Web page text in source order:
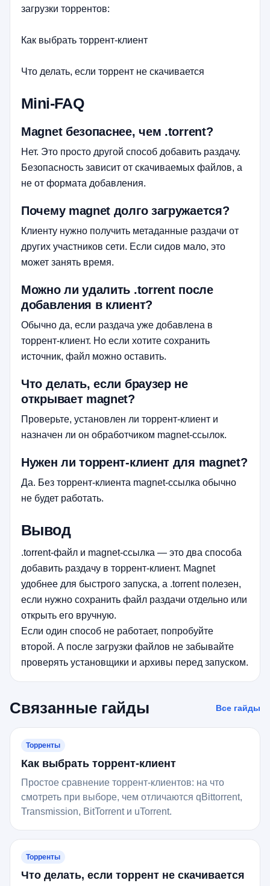
загрузки торрентов:
Как выбрать торрент-клиент
Что делать, если торрент не скачивается
Mini-FAQ
Magnet безопаснее, чем .torrent?
Нет. Это просто другой способ добавить раздачу.
Безопасность зависит от скачиваемых файлов, а
не от формата добавления.
Почему magnet долго загружается?
Клиенту нужно получить метаданные раздачи от
других участников сети. Если сидов мало, это
может занять время.
Можно ли удалить .torrent после
добавления в клиент?
Обычно да, если раздача уже добавлена в
торрент-клиент. Но если хотите сохранить
источник, файл можно оставить.
Что делать, если браузер не
открывает magnet?
Проверьте, установлен ли торрент-клиент и
назначен ли он обработчиком magnet-ссылок.
Нужен ли торрент-клиент для magnet?
Да. Без торрент-клиента magnet-ссылка обычно
не будет работать.
Вывод
.torrent-файл и magnet-ссылка — это два способа
добавить раздачу в торрент-клиент. Magnet
удобнее для быстрого запуска, а .torrent полезен,
если нужно сохранить файл раздачи отдельно или
открыть его вручную.
Если один способ не работает, попробуйте
второй. А после загрузки файлов не забывайте
проверять установщики и архивы перед запуском.
Связанные гайды Все гайды
Торренты
Как выбрать торрент-клиент
Простое сравнение торрент-клиентов: на что
смотреть при выборе, чем отличаются qBittorrent,
Transmission, BitTorrent и uTorrent.
Торренты
Что делать, если торрент не скачивается